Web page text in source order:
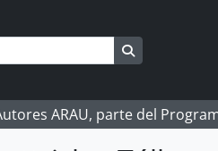
ARAU, parte del